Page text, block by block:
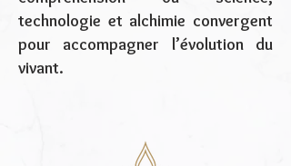
technologie et alchimie convergent
pour accompagner l’évolution du
vivant.